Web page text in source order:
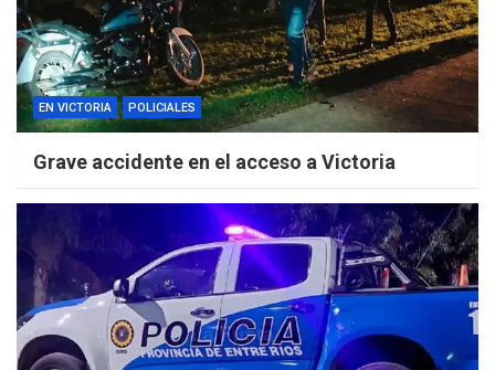
EN VICTORIA POLICIALES
Grave accidente en el acceso a Victoria